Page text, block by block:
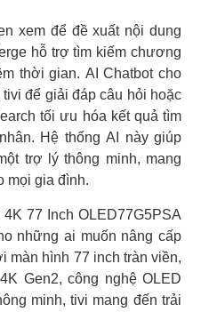
xem để đề xuất nội dung
hỗ trợ tìm kiếm chương
thời gian. AI Chatbot cho
để giải đáp câu hỏi hoặc
tối ưu hóa kết quả tìm
Hệ thống AI này giúp
trợ lý thông minh, mang
mọi gia đình.
77 Inch OLED77G5PSA
những ai muốn nâng cấp
màn hình 77 inch tràn viền,
Gen2, công nghệ OLED
minh, tivi mang đến trải